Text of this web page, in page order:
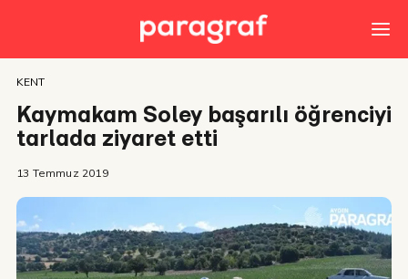
KENT
Kaymakam Soley başarılı öğrenciyi
tarlada ziyaret etti
13 Temmuz 2019